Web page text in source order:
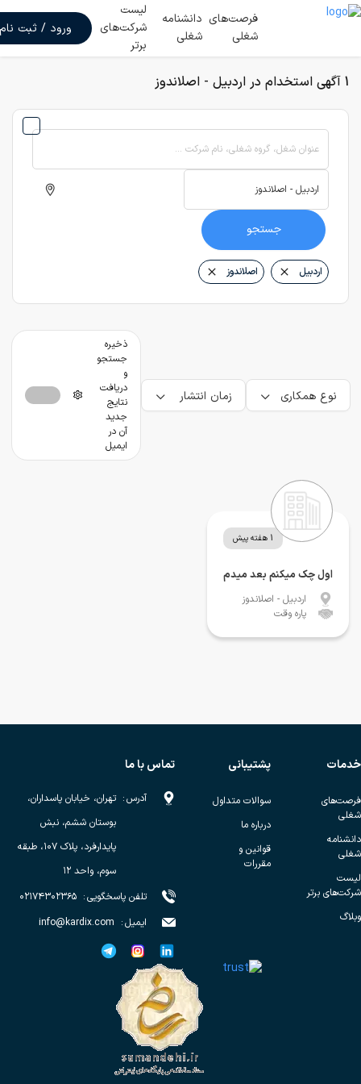
فرصت‌های
شغلی
دانشنامه
شغلی
لیست
شرکت‌های
برتر
ورود / ثبت نام
1 آگهی استخدام در اردبیل - اصلاندوز
عنوان شغل، گروه شغلی، نام شرکت ...
جستجو
اردبیل اصلاندوز
نوع همکاری زمان انتشار
ذخیره
جستجو
و
دریافت
نتایج
جدید
آن در
ایمیل
1 هفته پیش
اول چک میکنم بعد میدم
اردبیل - اصلاندوز
پاره وقت
خدمات
فرصت‌های
شغلی
دانشنامه
شغلی
لیست
شرکت‌های برتر
وبلاگ
پشتیبانی
سوالات متداول
درباره ما
قوانین و
مقررات
تماس با ما
آدرس: تهران، خیابان پاسداران،
بوستان ششم، نبش
پایدارفرد، پلاک ۱۰۷، طبقه
سوم، واحد ۱۲
تلفن پاسخگویی: ۰۲۱۷۴۳۰۲۳۶۵
ایمیل:
info@kardix.com